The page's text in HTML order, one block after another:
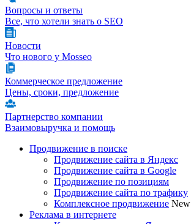
Вопросы и ответы
Все, что хотели знать о SEO
Новости
Что нового у Mosseo
Коммерческое предложение
Цены, сроки, предложение
Партнерство компании
Взаимовыручка и помощь
Продвижение в поиске
Продвижение сайта в Яндекс
Продвижение сайта в Google
Продвижение по позициям
Продвижение сайта по трафику
Комплексное продвижение New
Реклама в интернете